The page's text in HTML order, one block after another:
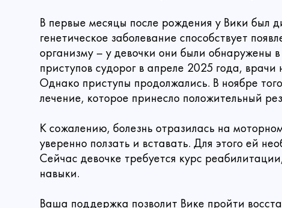
В первые месяцы после рождения у Вики был
генетическое заболевание способствует
организму – у девочки они были обнаружены
приступов судорог в апреле 2025 года,
Однако приступы продолжались. В ноябре
лечение, которое принесло положительный
К сожалению, болезнь отразилась на
уверенно ползать и вставать. Для этого ей
Сейчас девочке требуется курс
навыки.
Ваша поддержка позволит Вике пройти
Сделать